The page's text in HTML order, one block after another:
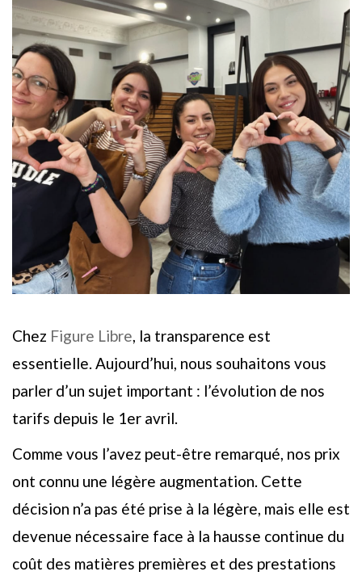
Chez Figure Libre, la transparence est
essentielle. Aujourd’hui, nous souhaitons vous
parler d’un sujet important : l’évolution de nos
tarifs depuis le 1er avril.
Comme vous l’avez peut-être remarqué, nos prix
ont connu une légère augmentation. Cette
décision n’a pas été prise à la légère, mais elle est
devenue nécessaire face à la hausse continue du
coût des matières premières et des prestations